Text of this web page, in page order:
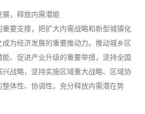
展，释放内需潜能
要支撑，把扩大内需战略和新型城镇化
为经济发展的重要推动力。推动城乡区
、促进产业升级的重要举措，坚持全国
战略，坚持实施区域重大战略、区域协
体性、协调性，充分释放内需潜在势